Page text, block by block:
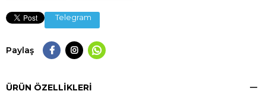
Telegram
Paylaş
ÜRÜN ÖZELLIKLERI